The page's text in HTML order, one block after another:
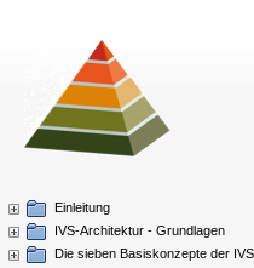
Einleitung
IVS-Architektur - Grundlagen
Die sieben Basiskonzepte der